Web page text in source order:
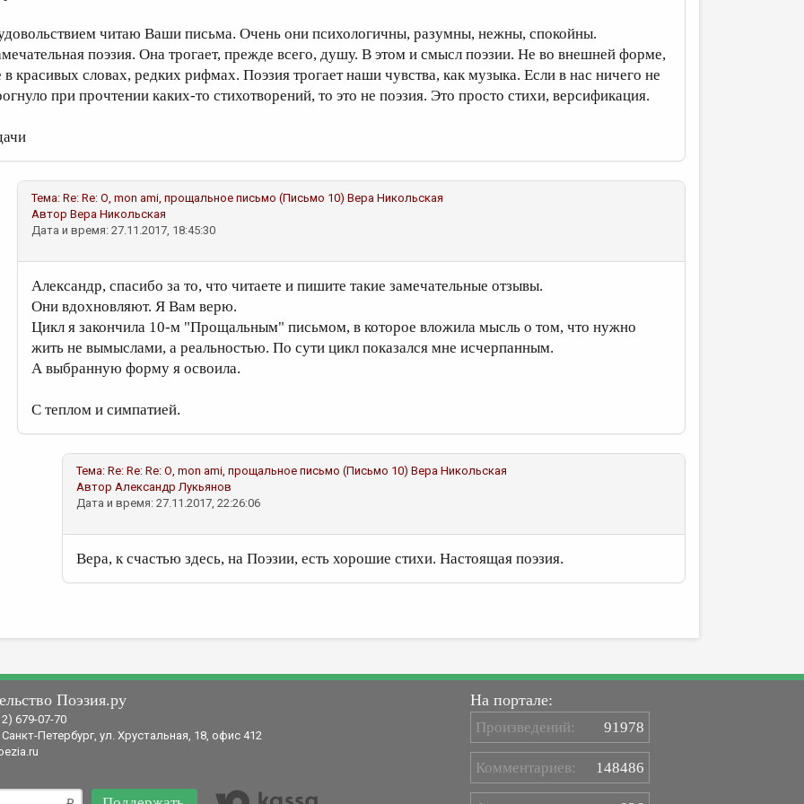
читаю Ваши письма. Очень они психологичны, разумны, нежны, спокойны.
поэзия. Она трогает, прежде всего, душу. В этом и смысл поэзии. Не во внешней форме,
в красивых словах, редких рифмах. Поэзия трогает наши чувства, как музыка. Если в нас ничего не
при прочтении каких-то стихотворений, то это не поэзия. Это просто стихи, версификация.
Тема: Re: Re: О, mon ami, прощальное письмо (Письмо 10) Вера Никольская
Автор Вера Никольская
Дата и время: 27.11.2017, 18:45:30
Александр, спасибо за то, что читаете и пишите такие замечательные отзывы.
Они вдохновляют. Я Вам верю.
Цикл я закончила 10-м "Прощальным" письмом, в которое вложила мысль о том, что нужно
жить не вымыслами, а реальностью. По сути цикл показался мне исчерпанным.
А выбранную форму я освоила.
С теплом и симпатией.
Тема: Re: Re: Re: О, mon ami, прощальное письмо (Письмо 10) Вера Никольская
Автор Александр Лукьянов
Дата и время: 27.11.2017, 22:26:06
Вера, к счастью здесь, на Поэзии, есть хорошие стихи. Настоящая поэзия.
Поэзия.ру
679-07-70
Санкт-Петербург, ул. Хрустальная, 18, офис 412
На портале:
Произведений: 91978
Комментариев: 148486